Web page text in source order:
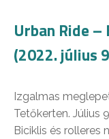
Urban Ride
(2022. július
Izgalmas
Tetőkerten. Július
Biciklis és rolleres